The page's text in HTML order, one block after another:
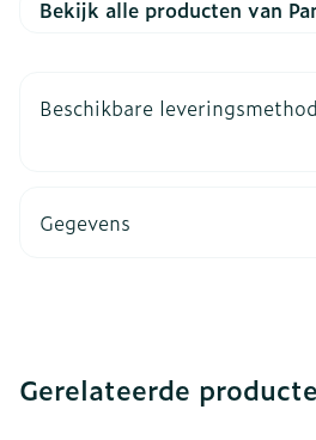
Bekijk alle producten van
Beschikbare
Gegevens
Gerelateerde